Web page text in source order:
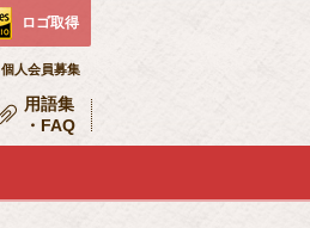
ロゴ取得
個人会員募集
用語集
・FAQ